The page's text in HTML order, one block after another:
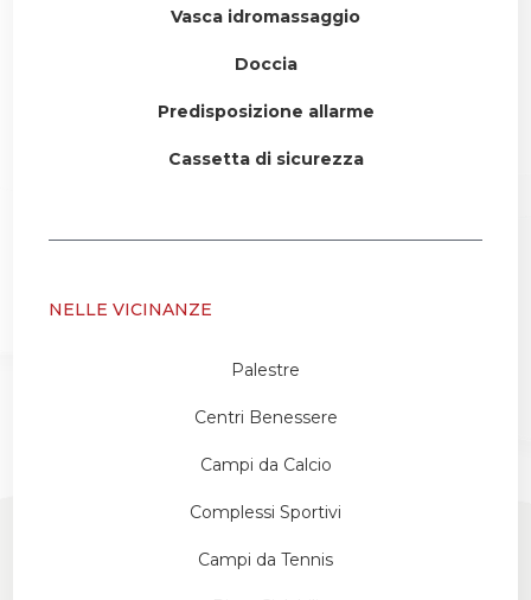
Vasca idromassaggio
Doccia
Predisposizione allarme
Cassetta di sicurezza
NELLE VICINANZE
Palestre
Centri Benessere
Campi da Calcio
Complessi Sportivi
Campi da Tennis